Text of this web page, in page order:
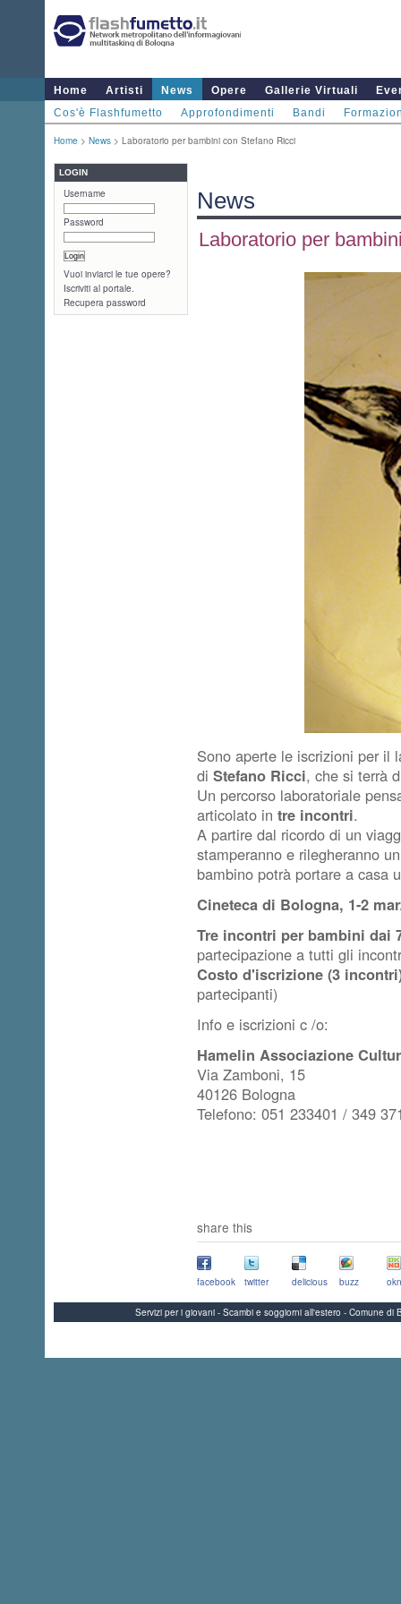
Home Artisti News Opere Gallerie Virtuali
Cos'è Flashfumetto
Approfondimenti Bandi
Home > News > Laboratorio per bambini con Stefano Ricci
LOGIN
Username
Password
Vuoi inviarci le tue opere?
Iscriviti al portale.
Recupera password
News
Laboratorio per
Sono aperte le iscrizioni per il
di Stefano Ricci, che si terrà
Un percorso laboratoriale
articolato in tre incontri.
A partire dal ricordo di un
stamperanno e rilegheranno
bambino potrà portare a casa
Cineteca di Bologna, 1-2
Tre incontri per bambini dai
partecipazione a tutti gli
Costo d'iscrizione (3
partecipanti)
Info e iscrizioni c /o:
Hamelin Associazione
Via Zamboni, 15
40126 Bologna
Telefono: 051 233401 / 349
share this
facebook twitter delicious buzz
Servizi per i giovani - Scambi e soggiorni all'estero - Comune